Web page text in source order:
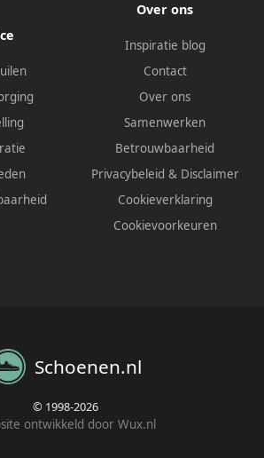
Over ons
Inspiratie blog
Contact
Over ons
Samenwerken
Betrouwbaarheid
Privacybeleid & Disclaimer
Cookieverklaring
Cookievoorkeuren
Schoenen.nl
© 1998-2026
ontwikkeld door Wux.nl